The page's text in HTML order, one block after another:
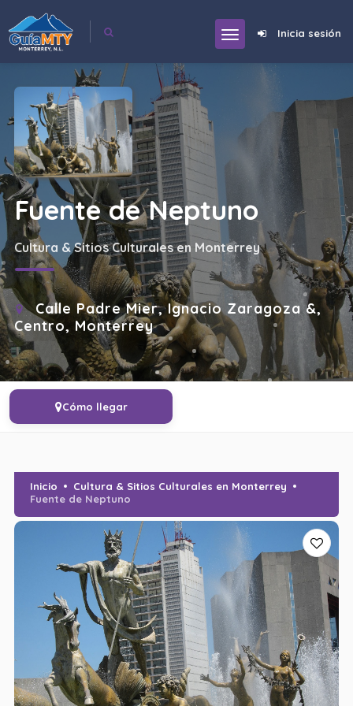
Inicia sesión
Fuente de Neptuno
Cultura & Sitios Culturales en Monterrey
Calle Padre Mier, Ignacio Zaragoza &,
Centro, Monterrey
Cómo llegar
Inicio
Cultura & Sitios Culturales en Monterrey
Fuente de Neptuno